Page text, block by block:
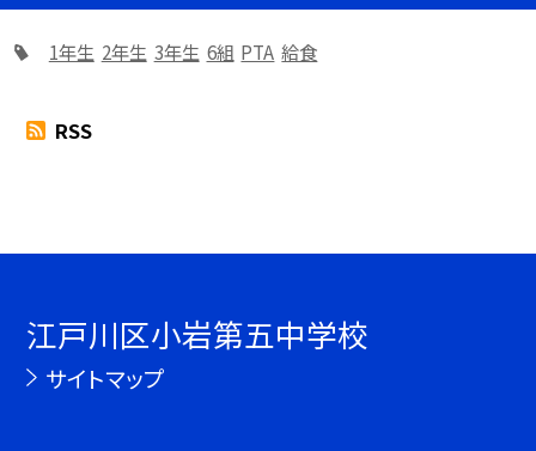
1年生 2年生 3年生 6組 PTA 給食
RSS
江戸川区小岩第五中学校
サイトマップ